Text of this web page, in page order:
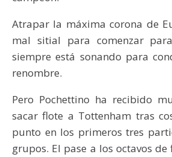
Atrapar la máxima corona de
mal sitial para comenzar
siempre está sonando para
renombre.
Pero Pochettino ha recibido
sacar flote a Tottenham tras
punto en los primeros tres
grupos. El pase a los octavos